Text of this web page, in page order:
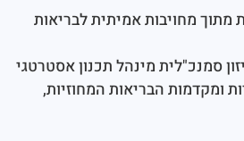
מחויבות אמיתית לבריאות
סמנכ"לית מינהל תכנון אסטרטגי
ומקדמות הבריאות המחוזיות,